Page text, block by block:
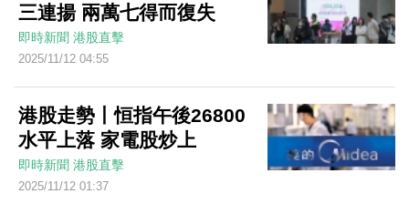
三連揚 兩萬七得而復失
即時新聞 港股直擊
2025/11/12 04:55
港股走勢丨恒指午後26800
水平上落 家電股炒上
即時新聞 港股直擊
2025/11/12 01:37